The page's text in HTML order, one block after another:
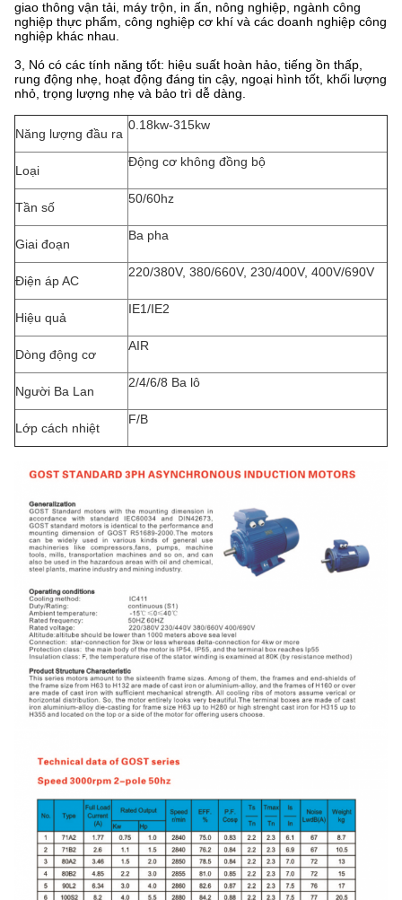
giao thông vận tải, máy trộn, in ấn, nông nghiệp, ngành công
nghiệp thực phẩm, công nghiệp cơ khí và các doanh nghiệp công
nghiệp khác nhau.
3, Nó có các tính năng tốt: hiệu suất hoàn hảo, tiếng ồn thấp,
rung động nhẹ, hoạt động đáng tin cậy, ngoại hình tốt, khối lượng
nhỏ, trọng lượng nhẹ và bảo trì dễ dàng.
Năng lượng đầu ra
0.18kw-315kw
Loại
Động cơ không đồng bộ
Tần số
50/60hz
Giai đoạn
Ba pha
Điện áp AC
220/380V, 380/660V, 230/400V, 400V/690V
Hiệu quả
IE1/IE2
Dòng động cơ
AIR
Người Ba Lan
2/4/6/8 Ba lô
Lớp cách nhiệt
F/B